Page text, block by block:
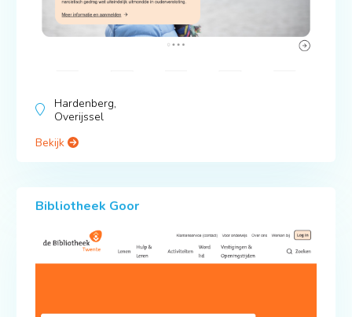
Hardenberg,
Overijssel
Bekijk
Bibliotheek Goor